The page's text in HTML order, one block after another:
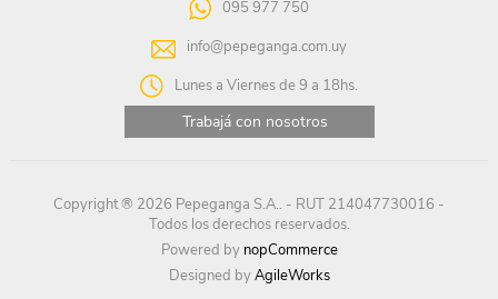
095 977 750
info@pepeganga.com.uy
Lunes a Viernes de 9 a 18hs.
Trabajá con nosotros
Copyright ® 2026 Pepeganga S.A.. - RUT 214047730016 -
Todos los derechos reservados.
Powered by nopCommerce
Designed byAgileWorks